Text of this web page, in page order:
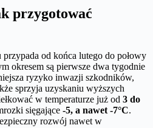
przygotować
od końca lutego do połowy
okresem są pierwsze dwa tygodnie
ryzyko inwazji szkodników,
sprzyja uzyskaniu wyższych
w temperaturze już od 3 do
sięgające -5, a nawet -7°C.
rozwój nawet w